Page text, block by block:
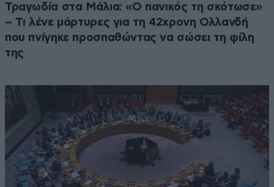
Τραγωδία στα Μάλια: «Ο πανικός τη σκότωσε»
– Τι λένε μάρτυρες για τη 42χρονη Ολλανδή
που πνίγηκε προσπαθώντας να σώσει τη φίλη
της